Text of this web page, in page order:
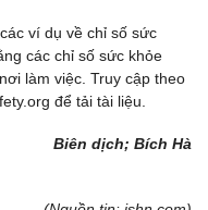
ví dụ về chỉ số sức
các chỉ số sức khỏe
làm việc. Truy cập theo
để tải tài liệu.
Biên dịch; Bích Hà